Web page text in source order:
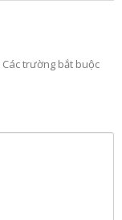
Các trường bắt buộc